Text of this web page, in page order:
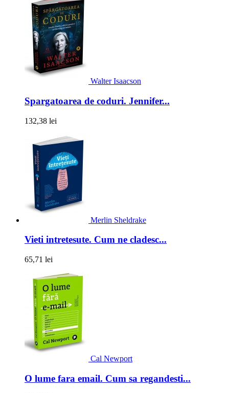
Walter Isaacson
Spargatoarea de coduri. Jennifer...
132,38 lei
Merlin Sheldrake
Vieti intretesute. Cum ne cladesc...
65,71 lei
Cal Newport
O lume fara email. Cum sa regandesti...